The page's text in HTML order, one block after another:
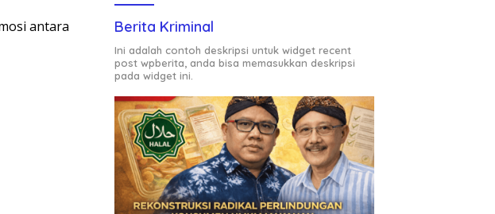
antara
Berita Kriminal
Ini adalah contoh deskripsi untuk widget recent
post wpberita, anda bisa memasukkan deskripsi
pada widget ini.